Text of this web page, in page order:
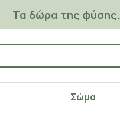
Τα δώρα της φύσης.
Σώμα